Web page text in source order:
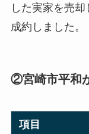
した実家を売
成約しました。
②宮崎市平和
項目